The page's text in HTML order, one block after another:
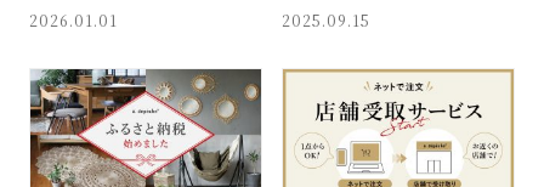
2026.01.01 2025.09.15